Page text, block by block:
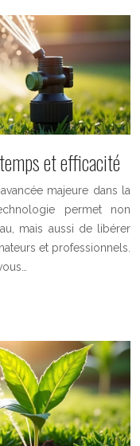
et efficacité
majeure dans la
permet non
mais aussi de libérer
et professionnels.